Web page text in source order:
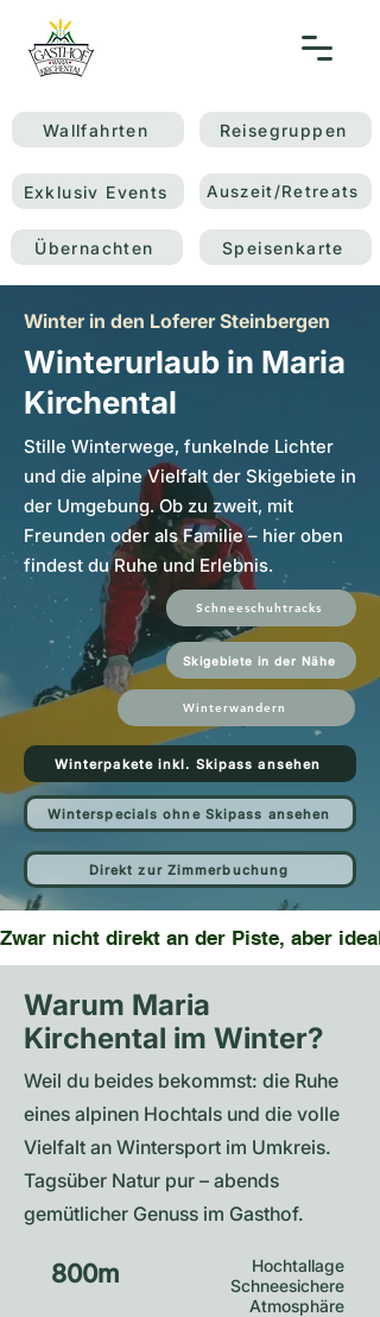
Wallfahrten Reisegruppen
Exklusiv Events Auszeit/Retreats
Übernachten Speisenkarte
Winter in den Loferer Steinbergen
Winterurlaub in Maria
Kirchental
Stille Winterwege, funkelnde Lichter
und die alpine Vielfalt der Skigebiete in
der Umgebung. Ob zu zweit, mit
Freunden oder als Familie – hier oben
findest du Ruhe und Erlebnis.
Schneeschuhtracks
Skigebiete in der Nähe
Winterwandern
Winterpakete inkl. Skipass ansehen
Winterspecials ohne Skipass ansehen
Direkt zur Zimmerbuchung
Zwar nicht direkt an der Piste, aber
Warum Maria
Kirchental im Winter?
Weil du beides bekommst: die Ruhe
eines alpinen Hochtals und die volle
Vielfalt an Wintersport im Umkreis.
Tagsüber Natur pur – abends
gemütlicher Genuss im Gasthof.
800m
Hochtallage
Schneesichere
Atmosphäre